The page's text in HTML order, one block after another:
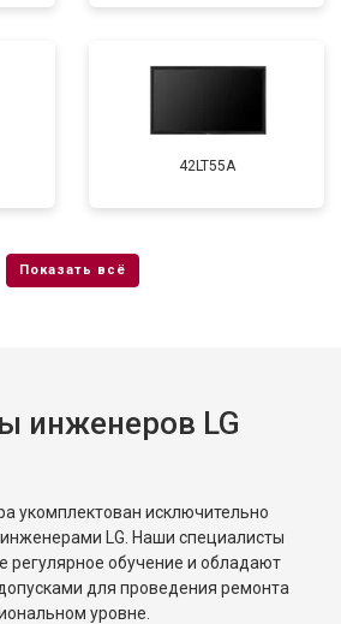
42LT55A
инженеров LG
укомплектован исключительно
LG. Наши специалисты
регулярное обучение и обладают
для проведения ремонта
уровне.